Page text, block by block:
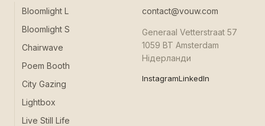
Bloomlight L
Bloomlight S
Chairwave
Poem Booth
City Gazing
Lightbox
Live Still Life
contact@vouw.com
Generaal Vetterstraat 57
1059 BT Amsterdam
Нідерланди
InstagramLinkedIn